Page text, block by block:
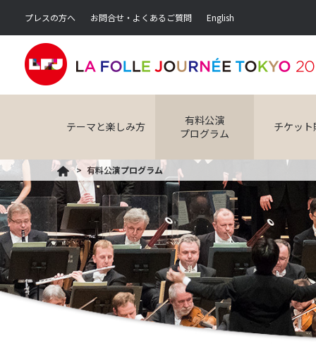
プレスの方へ お問合せ・よくあるご質問 English
テーマと楽しみ方
有料公演
プログラム
チケッ
有料公演プログラム